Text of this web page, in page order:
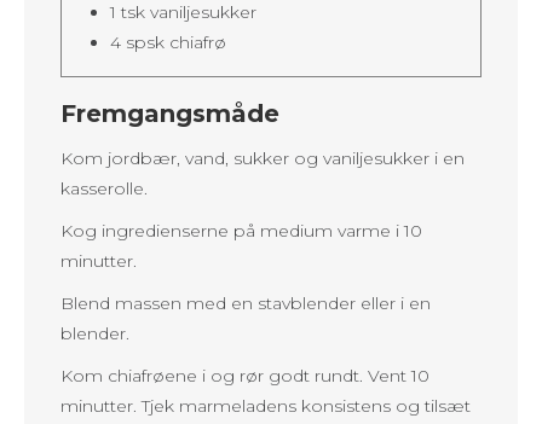
1 tsk vaniljesukker
4 spsk chiafrø
Fremgangsmåde
Kom jordbær, vand, sukker og vaniljesukker i en
kasserolle.
Kog ingredienserne på medium varme i 10
minutter.
Blend massen med en stavblender eller i en
blender.
Kom chiafrøene i og rør godt rundt. Vent 10
minutter. Tjek marmeladens konsistens og tilsæt